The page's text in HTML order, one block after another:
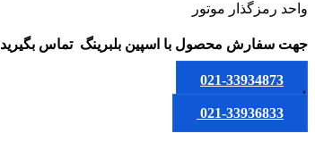
واحد رمزگذار موتور
جهت سفارش محصول با اسپین بلبرینگ تماس بگیرید
021-33934873
یا
021-33936833